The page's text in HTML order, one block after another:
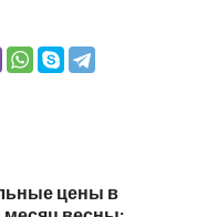
цены в